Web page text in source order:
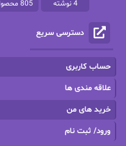
پروانه قدیمی
پریسا شکور(طوفان خاموش)
پنلوپه وارد
تاران
ترنم.25
4 نوشته 805 محصول
دسترسی سریع
حساب کاربری
علاقه مندی ها
خرید های من
ورود/ ثبت نام